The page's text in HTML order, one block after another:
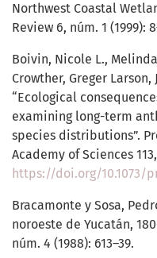
Northwest Coastal
Review 6, núm. 1 (1999):
Boivin, Nicole L.,
Crowther, Greger
“Ecological
examining long-term
species distributions”.
Academy of Sciences
https://doi.org/10.1073/
Bracamonte y Sosa,
noroeste de Yucatán,
núm. 4 (1988): 613–39.